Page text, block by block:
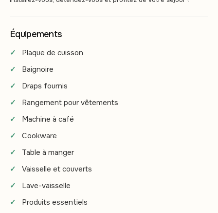
Équipements
Plaque de cuisson
Baignoire
Draps fournis
Rangement pour vêtements
Machine à café
Cookware
Table à manger
Vaisselle et couverts
Lave-vaisselle
Produits essentiels